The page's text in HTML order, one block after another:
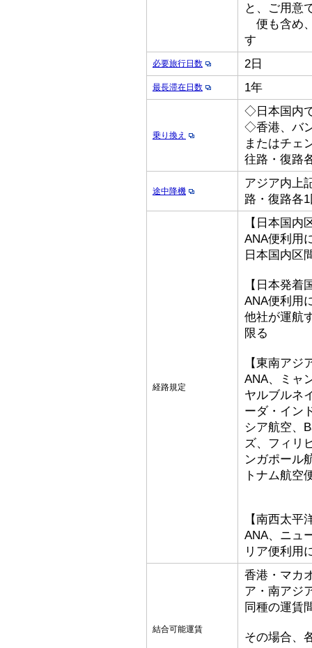
と、ご用意
便も含め
す
必要旅行日数 2日
最長滞在日数 1年
乗り換え
◇日本国内
◇香港、バ
またはチェ
往路・復路
途中降機
アジア内上
路・復路各
経路規定
【日本国内
ANA便利用
日本国内区
【日本発着
ANA便利用
他社が運航
限る
【東南アジ
ANA、ミャ
ヤルブルネ
ーダ・イン
シア航空、
ズ、フィリ
ンガポール
トナム航空
【南西太平
ANA、ニュ
リア便利用
結合可能運賃
香港・マカ
ア・南アジ
同種の運賃
その場合、